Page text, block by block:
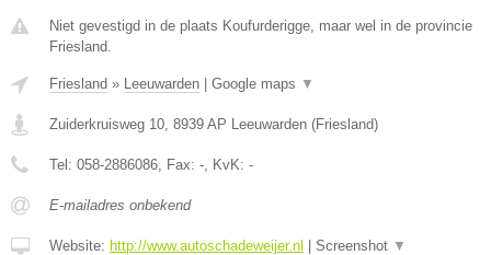
Niet gevestigd in de plaats Koufurderigge, maar wel in de provincie
Friesland.
Friesland » Leeuwarden | Google maps ▼
Zuiderkruisweg 10 8939 AP Leeuwarden (Friesland)
Tel: 058-2886086 , Fax: - , KvK: -
E-mailadres onbekend
Website: http://www.autoschadeweijer.nl | Screenshot ▼